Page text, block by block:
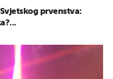
prvenstva: